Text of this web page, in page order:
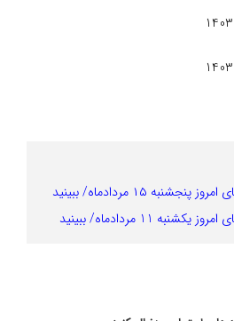
۱۵ مردادماه/ ببینید
11 مردادماه/ ببینید